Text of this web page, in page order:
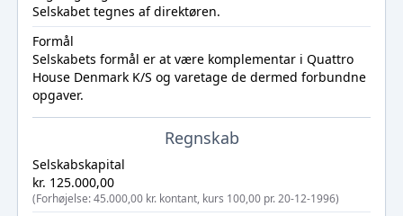
Selskabet tegnes af direktøren.
Formål
Selskabets formål er at være komplementar i Quattro
House Denmark K/S og varetage de dermed forbundne
opgaver.
Regnskab
Selskabskapital
kr. 125.000,00
(Forhøjelse: 45.000,00 kr. kontant, kurs 100,00 pr. 20-12-1996)